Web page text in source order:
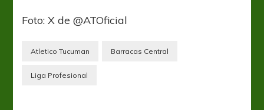
Foto: X de @ATOficial
Atletico Tucuman Barracas Central
Liga Profesional